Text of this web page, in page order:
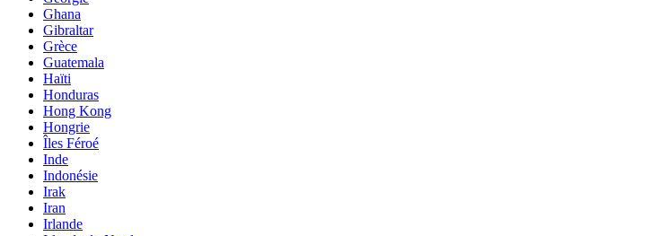
Ghana
Gibraltar
Grèce
Guatemala
Haïti
Honduras
Hong Kong
Hongrie
Îles Féroé
Inde
Indonésie
Irak
Iran
Irlande